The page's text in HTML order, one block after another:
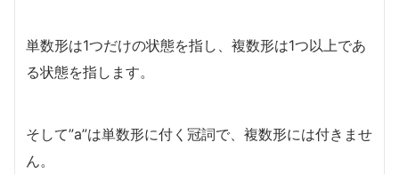
単数形は1つだけの状態を指し、複数形は1つ以上であ
る状態を指します。
そして”a”は単数形に付く冠詞で、複数形には付きませ
ん。